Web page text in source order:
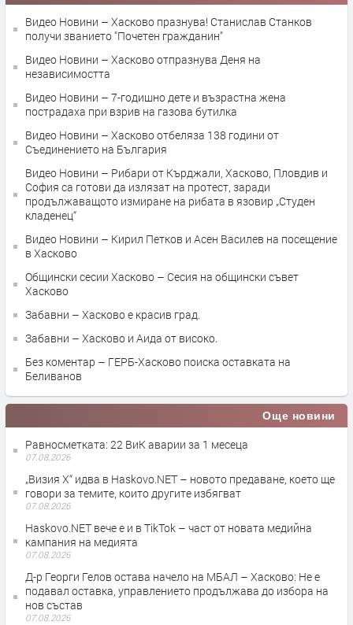
Видео Новини – Хасково празнува! Станислав Станков
получи званието "Почетен гражданин"
Видео Новини – Хасково отпразнува Деня на
независимостта
Видео Новини – 7-годишно дете и възрастна жена
пострадаха при взрив на газова бутилка
Видео Новини – Хасково отбеляза 138 години от
Съединението на България
Видео Новини – Рибари от Кърджали, Хасково, Пловдив и
София са готови да излязат на протест, заради
продължаващото измиране на рибата в язовир „Студен
кладенец“
Видео Новини – Кирил Петков и Асен Василев на посещение
в Хасково
Общински сесии Хасково – Сесия на общински съвет
Хасково
Забавни – Хасково е красив град.
Забавни – Хасково и Аида от високо.
Без коментар – ГЕРБ-Хасково поиска оставката на
Беливанов
Още новини
Равносметката: 22 ВиК аварии за 1 месеца
07.08.2026
„Визия Х“ идва в Haskovo.NET – новото предаване, което ще
говори за темите, които другите избягват
07.08.2026
Haskovo.NET вече е и в TikTok – част от новата медийна
кампания на медията
07.08.2026
Д-р Георги Гелов остава начело на МБАЛ – Хасково: Не е
подавал оставка, управлението продължава до избора на
нов състав
07.08.2026